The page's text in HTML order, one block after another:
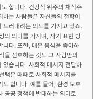
합니다. 건강식 위주의 채식주
는 사람들은 자신들의 철학이
드러내려는 의도를 가지고 있죠.
의 의미를 가지며, 자기 표현 방
니다. 또한, 매운 음식을 좋아하
을 선호하는 것도 그 사람만의
있습니다. 사회적 메시지 전달하
택은 때때로 사회적 메시지를
도 합니다. 예를 들어, 환경 보호
공공 정책에 반대하는 의미로